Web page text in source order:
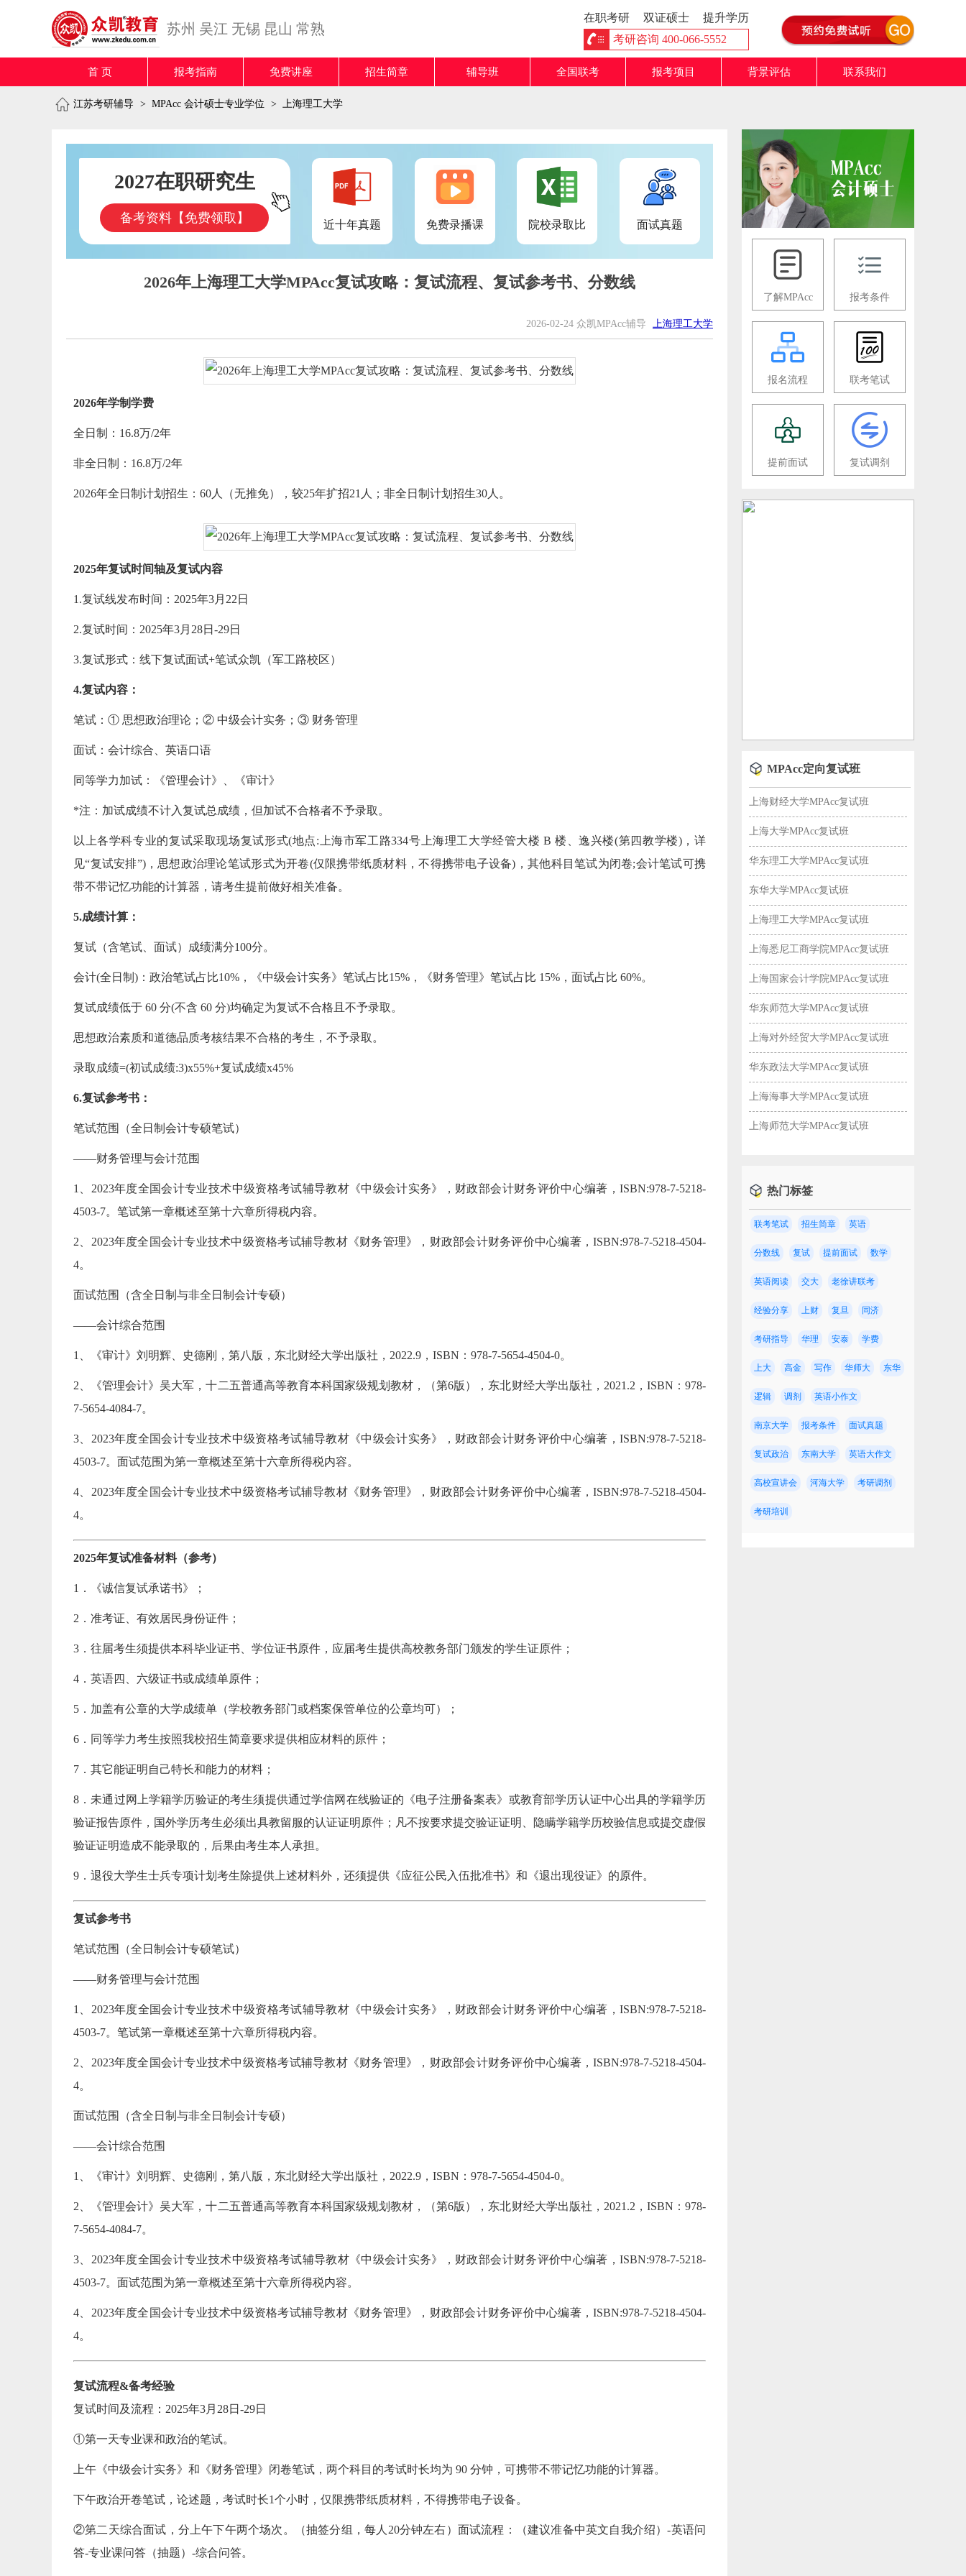
苏州 吴江 无锡 昆山 常熟
在职考研 双证硕士
提升学历
考研咨询 400-066-5552
首 页 报考指南 免费讲座 招生简章 辅导班 全国联考 报考项目 背景评估 联系我们
江苏考研辅导 > MPAcc 会计硕士专业学位 > 上海理工大学
2027在职研究生
备考资料【免费领取】 近十年真题 免费录播课 院校录取比 面试真题
2026年上海理工大学MPAcc复试攻略：复试流程、复试参考书、分数线
2026-02-24 众凯MPAcc辅导 上海理工大学
2026年学制学费
全日制：16.8万/2年
非全日制：16.8万/2年
2026年全日制计划招生：60人（无推免），较25年扩招21人；非全日制计划招生30人。
2025年复试时间轴及复试内容
1.复试线发布时间：2025年3月22日
2.复试时间：2025年3月28日-29日
3.复试形式：线下复试面试+笔试众凯（军工路校区）
4.复试内容：
笔试：① 思想政治理论；② 中级会计实务；③ 财务管理
面试：会计综合、英语口语
同等学力加试：《管理会计》、《审计》
*注：加试成绩不计入复试总成绩，但加试不合格者不予录取。
以上各学科专业的复试采取现场复试形式(地点:上海市军工路334号上海理工大学经管大楼 B 楼、逸兴楼(第四教学楼)，详
见“复试安排”)，思想政治理论笔试形式为开卷(仅限携带纸质材料，不得携带电子设备)，其他科目笔试为闭卷;会计笔试可携
带不带记忆功能的计算器，请考生提前做好相关准备。
5.成绩计算：
复试（含笔试、面试）成绩满分100分。
会计(全日制)：政治笔试占比10%，《中级会计实务》笔试占比15%，《财务管理》笔试占比 15%，面试占比 60%。
复试成绩低于 60 分(不含 60 分)均确定为复试不合格且不予录取。
思想政治素质和道德品质考核结果不合格的考生，不予录取。
录取成绩=(初试成绩:3)x55%+复试成绩x45%
6.复试参考书：
笔试范围（全日制会计专硕笔试）
——财务管理与会计范围
1、2023年度全国会计专业技术中级资格考试辅导教材《中级会计实务》，财政部会计财务评价中心编著，ISBN:978-7-5218-
4503-7。笔试第一章概述至第十六章所得税内容。
2、2023年度全国会计专业技术中级资格考试辅导教材《财务管理》，财政部会计财务评价中心编著，ISBN:978-7-5218-4504-
4。
面试范围（含全日制与非全日制会计专硕）
——会计综合范围
1、《审计》刘明辉、史德刚，第八版，东北财经大学出版社，2022.9，ISBN：978-7-5654-4504-0。
2、《管理会计》吴大军，十二五普通高等教育本科国家级规划教材，（第6版），东北财经大学出版社，2021.2，ISBN：978-
7-5654-4084-7。
3、2023年度全国会计专业技术中级资格考试辅导教材《中级会计实务》，财政部会计财务评价中心编著，ISBN:978-7-5218-
4503-7。面试范围为第一章概述至第十六章所得税内容。
4、2023年度全国会计专业技术中级资格考试辅导教材《财务管理》，财政部会计财务评价中心编著，ISBN:978-7-5218-4504-
4。
2025年复试准备材料（参考）
1．《诚信复试承诺书》；
2．准考证、有效居民身份证件；
3．往届考生须提供本科毕业证书、学位证书原件，应届考生提供高校教务部门颁发的学生证原件；
4．英语四、六级证书或成绩单原件；
5．加盖有公章的大学成绩单（学校教务部门或档案保管单位的公章均可）；
6．同等学力考生按照我校招生简章要求提供相应材料的原件；
7．其它能证明自己特长和能力的材料；
8．未通过网上学籍学历验证的考生须提供通过学信网在线验证的《电子注册备案表》或教育部学历认证中心出具的学籍学历
验证报告原件，国外学历考生必须出具教留服的认证证明原件；凡不按要求提交验证证明、隐瞒学籍学历校验信息或提交虚假
验证证明造成不能录取的，后果由考生本人承担。
9．退役大学生士兵专项计划考生除提供上述材料外，还须提供《应征公民入伍批准书》和《退出现役证》的原件。
复试参考书
笔试范围（全日制会计专硕笔试）
——财务管理与会计范围
1、2023年度全国会计专业技术中级资格考试辅导教材《中级会计实务》，财政部会计财务评价中心编著，ISBN:978-7-5218-
4503-7。笔试第一章概述至第十六章所得税内容。
2、2023年度全国会计专业技术中级资格考试辅导教材《财务管理》，财政部会计财务评价中心编著，ISBN:978-7-5218-4504-
4。
面试范围（含全日制与非全日制会计专硕）
——会计综合范围
1、《审计》刘明辉、史德刚，第八版，东北财经大学出版社，2022.9，ISBN：978-7-5654-4504-0。
2、《管理会计》吴大军，十二五普通高等教育本科国家级规划教材，（第6版），东北财经大学出版社，2021.2，ISBN：978-
7-5654-4084-7。
3、2023年度全国会计专业技术中级资格考试辅导教材《中级会计实务》，财政部会计财务评价中心编著，ISBN:978-7-5218-
4503-7。面试范围为第一章概述至第十六章所得税内容。
4、2023年度全国会计专业技术中级资格考试辅导教材《财务管理》，财政部会计财务评价中心编著，ISBN:978-7-5218-4504-
4。
复试流程&备考经验
复试时间及流程：2025年3月28日-29日
①第一天专业课和政治的笔试。
上午《中级会计实务》和《财务管理》闭卷笔试，两个科目的考试时长均为 90 分钟，可携带不带记忆功能的计算器。
下午政治开卷笔试，论述题，考试时长1个小时，仅限携带纸质材料，不得携带电子设备。
②第二天综合面试，分上午下午两个场次。（抽签分组，每人20分钟左右）面试流程：（建议准备中英文自我介绍）-英语问
答-专业课问答（抽题）-综合问答。
了解MPAcc 报考条件
报名流程 联考笔试
提前面试 复试调剂
MPAcc定向复试班
上海财经大学MPAcc复试班
上海大学MPAcc复试班
华东理工大学MPAcc复试班
东华大学MPAcc复试班
上海理工大学MPAcc复试班
上海悉尼工商学院MPAcc复试班
上海国家会计学院MPAcc复试班
华东师范大学MPAcc复试班
上海对外经贸大学MPAcc复试班
华东政法大学MPAcc复试班
上海海事大学MPAcc复试班
上海师范大学MPAcc复试班
热门标签
联考笔试 招生简章 英语
分数线 复试 提前面试 数学
英语阅读 交大 老徐讲联考
经验分享 上财 复旦 同济
考研指导 华理 安泰 学费
上大 高金 写作 华师大 东华
逻辑 调剂 英语小作文
南京大学 报考条件 面试真题
复试政治 东南大学 英语大作文
高校宣讲会 河海大学 考研调剂
考研培训
【08-14 公开课】 苏州市区MBA/MEM/MPA/MPAcc英语公开课